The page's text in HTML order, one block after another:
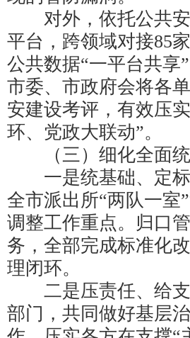
对外，依托公共安
平台，跨领域对接85
公共数据“一平台共享
市委、市政府会将各
安建设考评，有效压
环、党政大联动”。
（三）细化全面统
一是统基础、定标
全市派出所“两队一室
调整工作重点。归口
务，全部完成标准化
理闭环。
二是压责任、给支
部门，共同做好基层